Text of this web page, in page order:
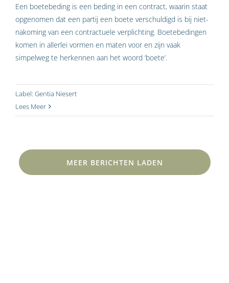
Een boetebeding is een beding in een contract, waarin staat
opgenomen dat een partij een boete verschuldigd is bij niet-
nakoming van een contractuele verplichting. Boetebedingen
komen in allerlei vormen en maten voor en zijn vaak
simpelweg te herkennen aan het woord ‘boete’.
Label: Gentia Niesert
Lees Meer
MEER BERICHTEN LADEN